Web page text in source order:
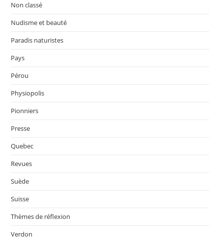
Non classé
Nudisme et beauté
Paradis naturistes
Pays
Pérou
Physiopolis
Pionniers
Presse
Quebec
Revues
Suède
Suisse
Thèmes de réflexion
Verdon